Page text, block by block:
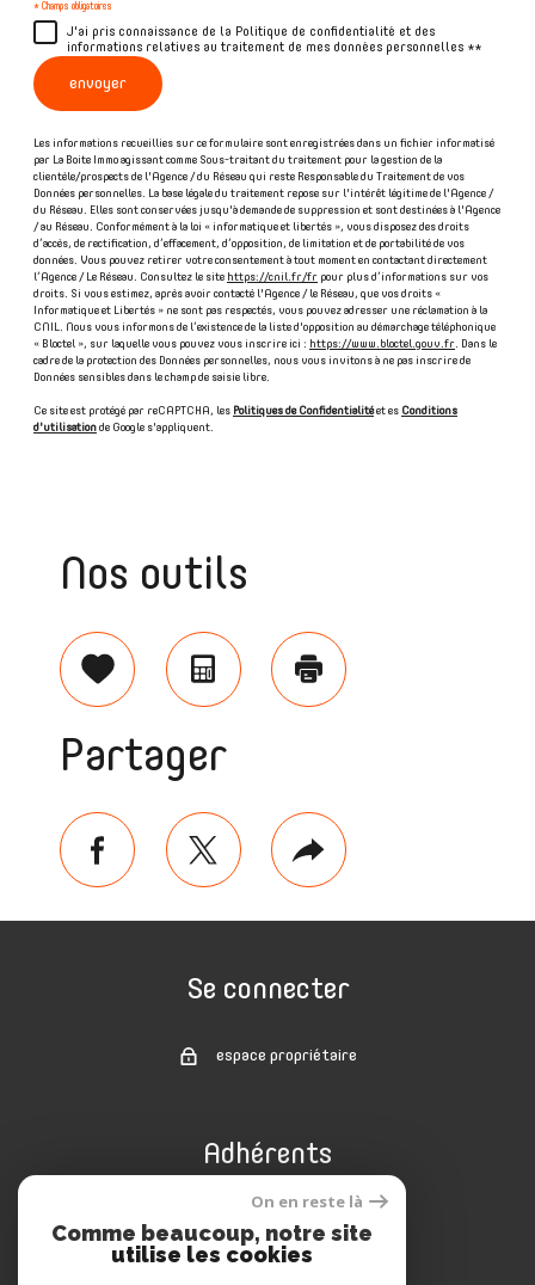
* Champs obligatoires
J'ai pris connaissance de la Politique de confidentialité et des
informations relatives au traitement de mes données personnelles **
envoyer
Les informations recueillies sur ce formulaire sont enregistrées dans un fichier informatisé
par La Boite Immo agissant comme Sous-traitant du traitement pour la gestion de la
clientèle/prospects de l'Agence / du Réseau qui reste Responsable du Traitement de vos
Données personnelles. La base légale du traitement repose sur l'intérêt légitime de l'Agence /
du Réseau. Elles sont conservées jusqu'à demande de suppression et sont destinées à l'Agence
/ au Réseau. Conformément à la loi « informatique et libertés », vous disposez des droits
d’accès, de rectification, d’effacement, d’opposition, de limitation et de portabilité de vos
données. Vous pouvez retirer votre consentement à tout moment en contactant directement
l’Agence / Le Réseau. Consultez le site https://cnil.fr/fr pour plus d’informations sur vos
droits. Si vous estimez, après avoir contacté l'Agence / le Réseau, que vos droits «
Informatique et Libertés » ne sont pas respectés, vous pouvez adresser une réclamation à la
CNIL. Nous vous informons de l’existence de la liste d'opposition au démarchage téléphonique
« Bloctel », sur laquelle vous pouvez vous inscrire ici : https://www.bloctel.gouv.fr . Dans le
cadre de la protection des Données personnelles, nous vous invitons à ne pas inscrire de
Données sensibles dans le champ de saisie libre.
Ce site est protégé par reCAPTCHA, les Politiques de Confidentialitéet es Conditions
d'utilisation de Google s'appliquent.
Nos outils
SélectionnerCalculatriceImprimer
Partager
facebooktwitter Plus
de
partage
Se connecter
espace propriétaire
Adhérents
On en reste là
Comme beaucoup, notre site
utilise les cookies